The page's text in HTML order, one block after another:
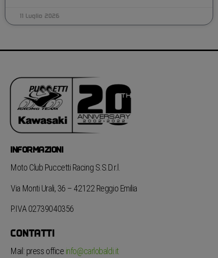
11 Luglio 2026
INFORMAZIONI
Moto Club Puccetti Racing S.S.D.r.l.
Via Monti Urali, 36 – 42122 Reggio Emilia
P.IVA 02739040356
CONTATTI
Mail: press office info@carlobaldi.it